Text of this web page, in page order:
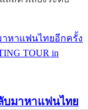
บมาหาแฟนไทย